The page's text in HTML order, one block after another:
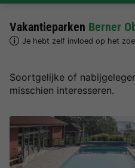
Vakantieparken Berner
Je hebt zelf invloed op het
Soortgelijke of
misschien interesseren.